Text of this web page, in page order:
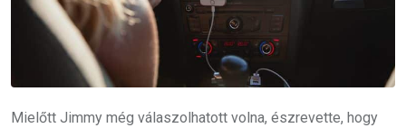
Mielőtt Jimmy még válaszolhatott volna, észrevette, hogy